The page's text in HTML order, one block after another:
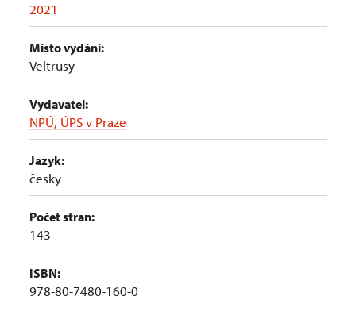
2021
Místo vydání:
Veltrusy
Vydavatel:
NPÚ, ÚPS v Praze
Jazyk:
česky
Počet stran:
143
ISBN:
978-80-7480-160-0